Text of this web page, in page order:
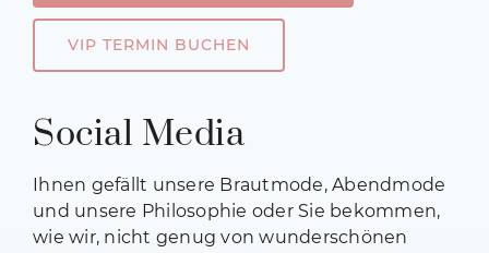
VIP TERMIN BUCHEN
Social Media
Ihnen gefällt unsere Brautmode, Abendmode
und unsere Philosophie oder Sie bekommen,
wie wir, nicht genug von wunderschönen